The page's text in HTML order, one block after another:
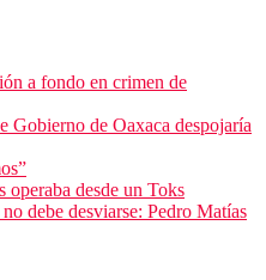
a fondo en crimen de
Gobierno de Oaxaca despojaría
operaba desde un Toks
debe desviarse: Pedro Matías